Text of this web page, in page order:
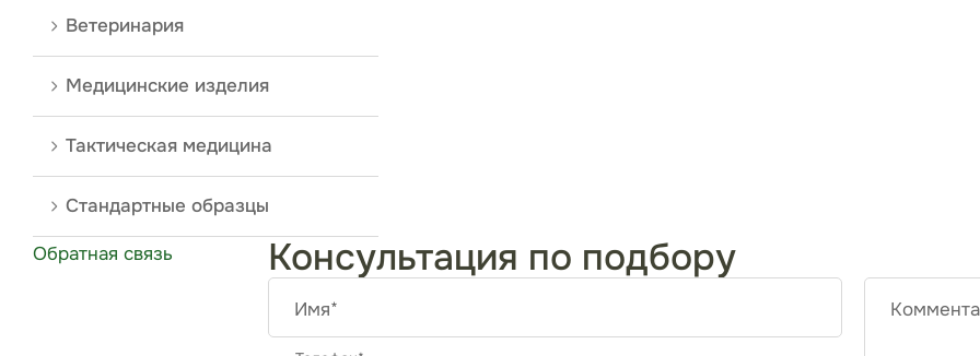
Ветеринария
Медицинские изделия
Тактическая медицина
Стандартные образцы
Обратная связь Консультация по подбору
Имя*